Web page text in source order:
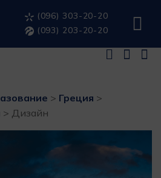
(096) 303-20-20
(093) 203-20-20
> Греция >
> Дизайн